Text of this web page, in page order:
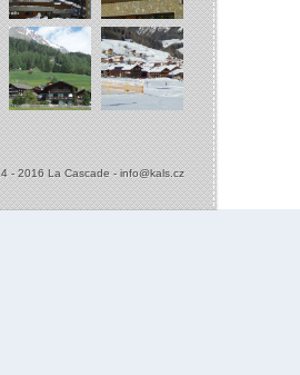
- 2016 La Cascade -info@kals.cz